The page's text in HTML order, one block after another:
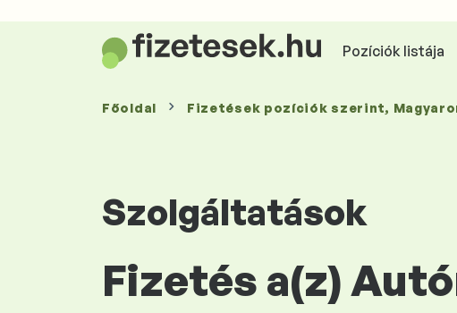
Pozíciók listája
Főoldal Fizetések pozíciók szerint,
Szolgáltatások
Fizetés a(z)